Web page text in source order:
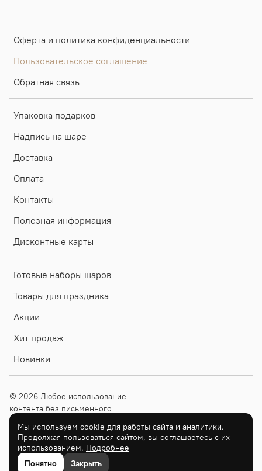
Оферта и политика конфиденциальности
Пользовательское соглашение
Обратная связь
Упаковка подарков
Надпись на шаре
Доставка
Оплата
Контакты
Полезная информация
Дисконтные карты
Готовые наборы шаров
Товары для праздника
Акции
Хит продаж
Новинки
© 2026 Любое использование
контента без письменного
разрешения запрещено
ИП Граськова О.В. ОГРН
324310000016417
Мы используем cookie для работы сайта и аналитики.
Продолжая пользоваться сайтом, вы соглашаетесь с их
использованием. Подробнее
Понятно
Закрыть